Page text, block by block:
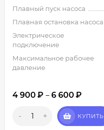
Плавный пуск насоса
Плавная остановка насоса
Электрическое
подключение
Максимальное рабочее
давление
4 900 ₽ – 6 600 ₽
- + КУПИТЬ